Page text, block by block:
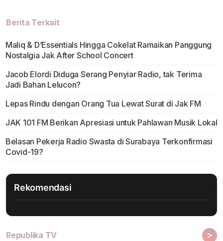
Berita Terkait
Maliq & D’Essentials Hingga Cokelat Ramaikan Panggung
Nostalgia Jak After School Concert
Jacob Elordi Diduga Serang Penyiar Radio, tak Terima
Jadi Bahan Lelucon?
Lepas Rindu dengan Orang Tua Lewat Surat di Jak FM
JAK 101 FM Berikan Apresiasi untuk Pahlawan Musik Lokal
Belasan Pekerja Radio Swasta di Surabaya Terkonfirmasi
Covid-19?
Rekomendasi
Republika TV >